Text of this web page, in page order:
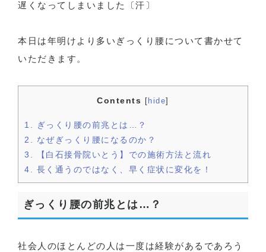
遅くなってしまいました〔汗〕
本日は年明けより多いぎっくり腰について書かせて
いただきます。
Contents [ hide]
1.
ぎっくり腰の前兆とは…？
2.
なぜぎっくり腰になるのか？
3.
【白石接骨院いとう】での施術方法と流れ
4.
長く通うのではなく、早く症状に変化を！
ぎっくり腰の前兆とは…？
社会人のほとんどの人は一度は経験があるであろう